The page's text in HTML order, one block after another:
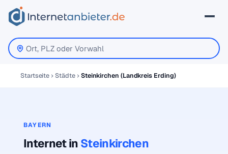
Startseite Städte Steinkirchen (Landkreis Erding)
BAYERN
Internet in Steinkirchen